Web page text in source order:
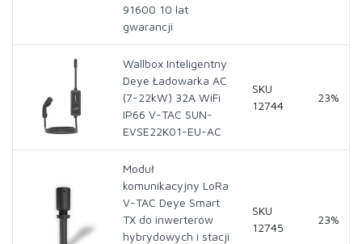
91600 10 lat
gwarancji
Wallbox Inteligentny
Deye Ładowarka AC
(7-22kW) 32A WiFi
IP66 V-TAC SUN-
EVSE22K01-EU-AC
SKU
12744
23%
Moduł
komunikacyjny LoRa
V-TAC Deye Smart
TX do inwerterów
hybrydowych i stacji
SKU
12745
23%